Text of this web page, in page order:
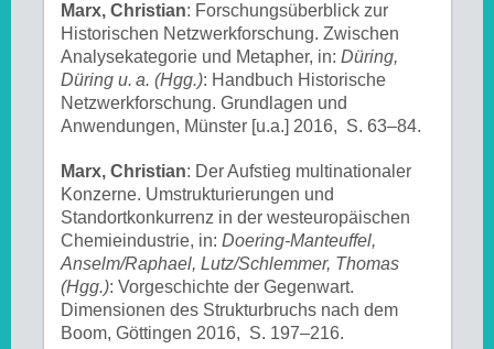
Marx, Christian: Forschungsüberblick zur
Historischen Netzwerkforschung. Zwischen
Analysekategorie und Metapher, in: Düring,
Düring u. a. (Hgg.): Handbuch Historische
Netzwerkforschung. Grundlagen und
Anwendungen, Münster [u.a.] 2016, S. 63–84.
Marx, Christian: Der Aufstieg multinationaler
Konzerne. Umstrukturierungen und
Standortkonkurrenz in der westeuropäischen
Chemieindustrie, in: Doering-Manteuffel,
Anselm/Raphael, Lutz/Schlemmer, Thomas
(Hgg.): Vorgeschichte der Gegenwart.
Dimensionen des Strukturbruchs nach dem
Boom, Göttingen 2016, S. 197–216.